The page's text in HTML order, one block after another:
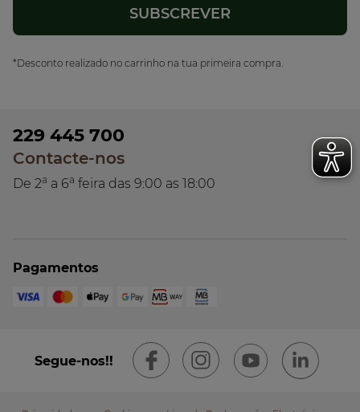
*Desconto realizado no carrinho na tua primeira compra.
229 445 700
Contacte-nos
De 2a a 6a feira das 9:00 as 18:00
Pagamentos
Segue-nos!!